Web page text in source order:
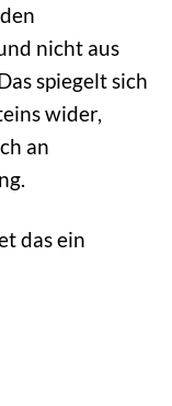
nicht aus
spiegelt sich
wider,
an
das ein